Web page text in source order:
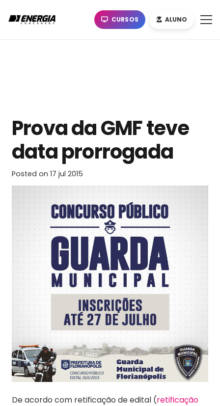
CURSOS ALUNO
Prova da GMF teve
data prorrogada
Posted on 17 jul 2015
De acordo com retificação de edital (retificação